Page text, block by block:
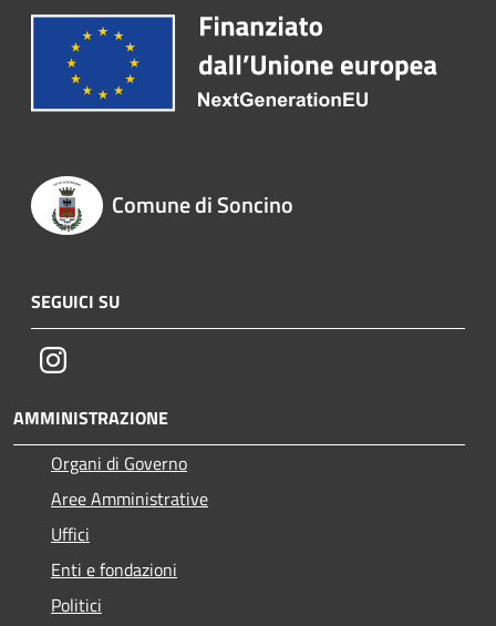
Comune di Soncino
SEGUICI SU
Instagram
AMMINISTRAZIONE
Organi di Governo
Aree Amministrative
Uffici
Enti e fondazioni
Politici